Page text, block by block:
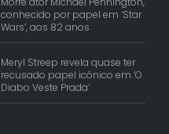
conhecido por papel em ‘Star
Wars’, aos 82 anos
Meryl Streep revela quase ter
recusado papel icônico em ‘O
Diabo Veste Prada’